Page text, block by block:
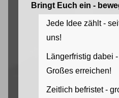
Bringt Euch ein -
Jede Idee zählt -
uns!
Längerfristig dabei
Großes erreichen!
Zeitlich befristet -